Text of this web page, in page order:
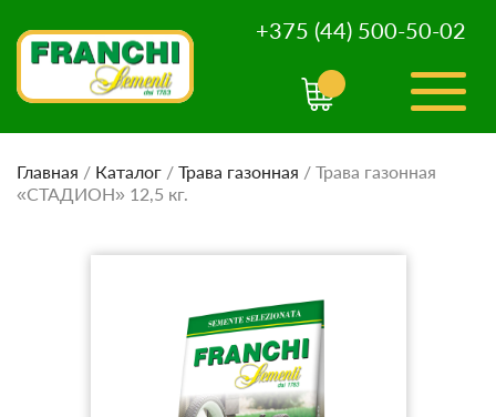
+375 (44) 500-50-02
Главная / Каталог / Трава газонная / Трава газонная
«СТАДИОН» 12,5 кг.